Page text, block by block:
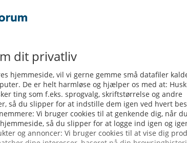
blev gydefelterne, fra
med de indlejede
og antallet